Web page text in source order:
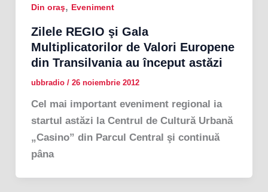
Din oraş, Eveniment
Zilele REGIO şi Gala
Multiplicatorilor de Valori Europene
din Transilvania au început astăzi
ubbradio / 26 noiembrie 2012
Cel mai important eveniment regional ia
startul astăzi la Centrul de Cultură Urbană
„Casino” din Parcul Central şi continuă
pâna